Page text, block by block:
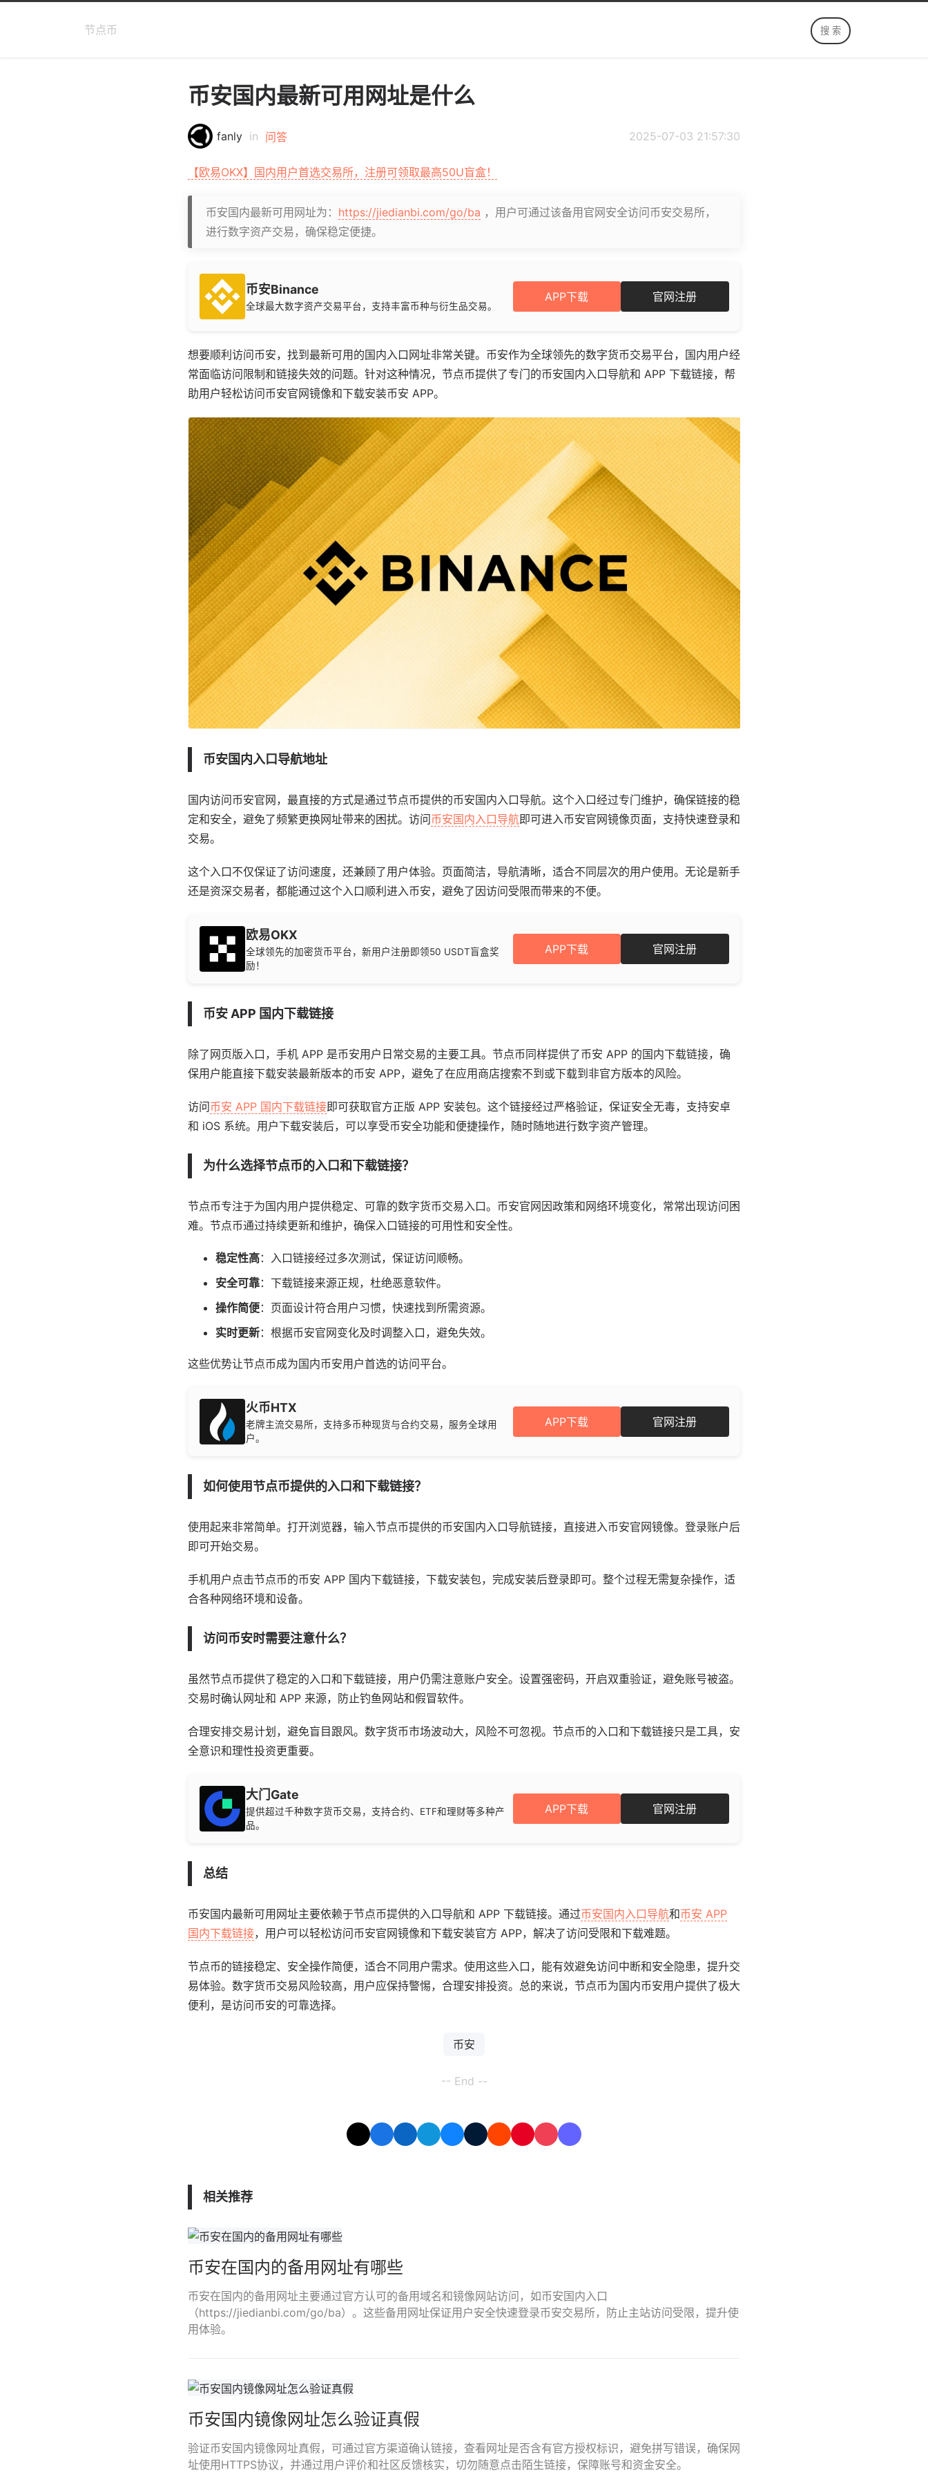
节点币
币安国内最新可用网址是什么
fanly in 问答 2025-07-03 21:57:30
【欧易OKX】国内用户首选交易所，注册可领取最高50U盲盒！
币安国内最新可用网址为： https://jiedianbi.com/go/ba ，用户可通过该备用官网安全访问币安交易所，
进行数字资产交易，确保稳定便捷。
币安Binance
全球最大数字资产交易平台，支持丰富币种与衍生品交易。
APP下载 官网注册
想要顺利访问币安，找到最新可用的国内入口网址非常关键。币安作为全球领先的数字货币交易平台，国内用户经
常面临访问限制和链接失效的问题。针对这种情况，节点币提供了专门的币安国内入口导航和 APP 下载链接，帮
助用户轻松访问币安官网镜像和下载安装币安 APP。
币安国内入口导航地址
国内访问币安官网，最直接的方式是通过节点币提供的币安国内入口导航。这个入口经过专门维护，确保链接的稳
定和安全，避免了频繁更换网址带来的困扰。访问币安国内入口导航即可进入币安官网镜像页面，支持快速登录和
交易。
这个入口不仅保证了访问速度，还兼顾了用户体验。页面简洁，导航清晰，适合不同层次的用户使用。无论是新手
还是资深交易者，都能通过这个入口顺利进入币安，避免了因访问受限而带来的不便。
欧易OKX
全球领先的加密货币平台，新用户注册即领50 USDT盲盒奖
励！
APP下载 官网注册
币安 APP 国内下载链接
除了网页版入口，手机 APP 是币安用户日常交易的主要工具。节点币同样提供了币安 APP 的国内下载链接，确
保用户能直接下载安装最新版本的币安 APP，避免了在应用商店搜索不到或下载到非官方版本的风险。
访问币安 APP 国内下载链接即可获取官方正版 APP 安装包。这个链接经过严格验证，保证安全无毒，支持安卓
和 iOS 系统。用户下载安装后，可以享受币安全功能和便捷操作，随时随地进行数字资产管理。
为什么选择节点币的入口和下载链接？
节点币专注于为国内用户提供稳定、可靠的数字货币交易入口。币安官网因政策和网络环境变化，常常出现访问困
难。节点币通过持续更新和维护，确保入口链接的可用性和安全性。
稳定性高：入口链接经过多次测试，保证访问顺畅。
安全可靠：下载链接来源正规，杜绝恶意软件。
操作简便：页面设计符合用户习惯，快速找到所需资源。
实时更新：根据币安官网变化及时调整入口，避免失效。
这些优势让节点币成为国内币安用户首选的访问平台。
火币HTX
老牌主流交易所，支持多币种现货与合约交易，服务全球用
户。
APP下载 官网注册
如何使用节点币提供的入口和下载链接？
使用起来非常简单。打开浏览器，输入节点币提供的币安国内入口导航链接，直接进入币安官网镜像。登录账户后
即可开始交易。
手机用户点击节点币的币安 APP 国内下载链接，下载安装包，完成安装后登录即可。整个过程无需复杂操作，适
合各种网络环境和设备。
访问币安时需要注意什么？
虽然节点币提供了稳定的入口和下载链接，用户仍需注意账户安全。设置强密码，开启双重验证，避免账号被盗。
交易时确认网址和 APP 来源，防止钓鱼网站和假冒软件。
合理安排交易计划，避免盲目跟风。数字货币市场波动大，风险不可忽视。节点币的入口和下载链接只是工具，安
全意识和理性投资更重要。
大门Gate
提供超过千种数字货币交易，支持合约、ETF和理财等多种产
品。
APP下载 官网注册
总结
币安国内最新可用网址主要依赖于节点币提供的入口导航和 APP 下载链接。通过币安国内入口导航和币安 APP
国内下载链接，用户可以轻松访问币安官网镜像和下载安装官方 APP，解决了访问受限和下载难题。
节点币的链接稳定、安全操作简便，适合不同用户需求。使用这些入口，能有效避免访问中断和安全隐患，提升交
易体验。数字货币交易风险较高，用户应保持警惕，合理安排投资。总的来说，节点币为国内币安用户提供了极大
便利，是访问币安的可靠选择。
币安
-- End --
相关推荐
币安在国内的备用网址有哪些
币安在国内的备用网址主要通过官方认可的备用域名和镜像网站访问，如币安国内入口
（https://jiedianbi.com/go/ba）。这些备用网址保证用户安全快速登录币安交易所，防止主站访问受限，提升使
用体验。
币安国内镜像网址怎么验证真假
验证币安国内镜像网址真假，可通过官方渠道确认链接，查看网址是否含有官方授权标识，避免拼写错误，确保网
址使用HTTPS协议，并通过用户评价和社区反馈核实，切勿随意点击陌生链接，保障账号和资金安全。